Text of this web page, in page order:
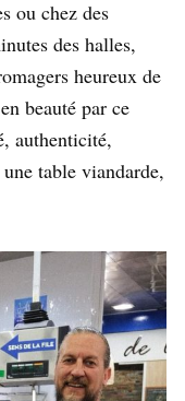
ou chez des
des halles,
heureux de
beauté par ce
authenticité,
table viandarde,